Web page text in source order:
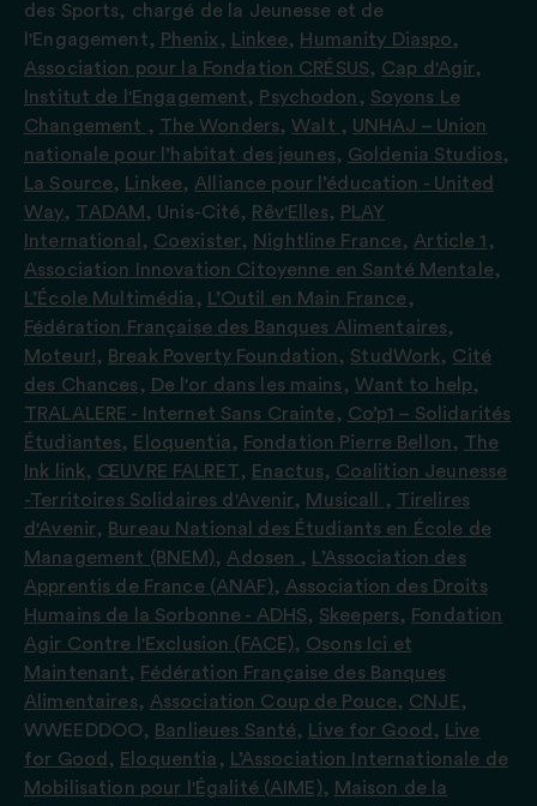
des Sports, chargé de la Jeunesse et de
l'Engagement, Phenix , Linkee, Humanity Diaspo,
Association pour la Fondation CRÉSUS, Cap d'Agir,
Institut de l'Engagement, Psychodon , Soyons Le
Changement , The Wonders,Walt , UNHAJ – Union
nationale pour l’habitat des jeunes, Goldenia Studios,
La Source, Linkee, Alliance pour l’éducation - United
Way, TADAM , Unis-Cité, Rêv'Elles, PLAY
International , Coexister, Nightline France, Article 1 ,
Association Innovation Citoyenne en Santé Mentale,
L’École Multimédia , L’Outil en Main France ,
Fédération Française des Banques Alimentaires,
Moteur!, Break Poverty Foundation, StudWork, Cité
des Chances , De l'or dans les mains , Want to help,
TRALALERE - Internet Sans Crainte , Co’p1 – Solidarités
Étudiantes, Eloquentia, Fondation Pierre Bellon, The
Ink link, ŒUVRE FALRET, Enactus, Coalition Jeunesse
-Territoires Solidaires d'Avenir, Musicall , Tirelires
d'Avenir, Bureau National des Étudiants en École de
Management (BNEM), Adosen ,
L’Association des
Apprentis de France (ANAF), Association des Droits
Humains de la Sorbonne - ADHS, Skeepers, Fondation
Agir Contre l'Exclusion (FACE), Osons Ici et
Maintenant, Fédération Française des Banques
Alimentaires, Association Coup de Pouce, CNJE,
WWEEDDOO, Banlieues Santé, Live for Good ,
Live
for Good , Eloquentia ,
L’Association Internationale de
Mobilisation pour l'Égalité (AIME), Maison de la